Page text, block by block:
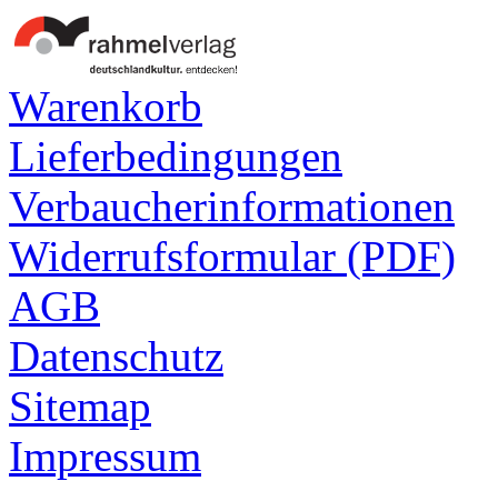
Warenkorb
Lieferbedingungen
Verbaucherinformationen
Widerrufsformular (PDF)
AGB
Datenschutz
Sitemap
Impressum